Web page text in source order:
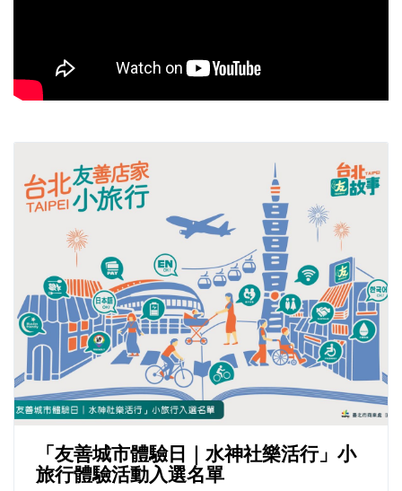
「友善城市體驗日｜水神社樂活行」小
旅行體驗活動入選名單